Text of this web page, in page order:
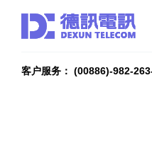
客户服务： (00886)-982-